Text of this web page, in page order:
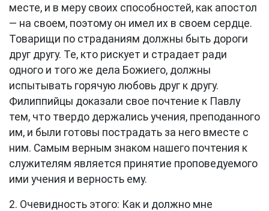
месте, и в меру своих способностей, как апостол
— на своем, поэтому он имел их в своем сердце.
Товарищи по страданиям должны быть дороги
друг другу. Те, кто рискует и страдает ради
одного и того же дела Божиего, должны
испытывать горячую любовь друг к другу.
Филиппийцы доказали свое почтение к Павлу
тем, что твердо держались учения, преподанного
им, и были готовы пострадать за него вместе с
ним. Самым верным знаком нашего почтения к
служителям является принятие проповедуемого
ими учения и верность ему.
2. Очевидность этого: Как и должно мне